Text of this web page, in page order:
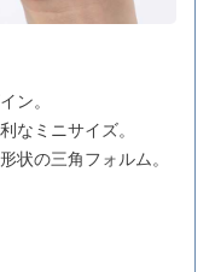
ン。
なミニサイズ。
状の三角フォルム。